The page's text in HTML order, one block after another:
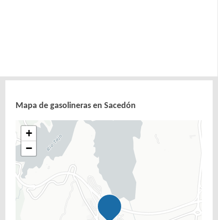
Mapa de gasolineras en Sacedón
+
−